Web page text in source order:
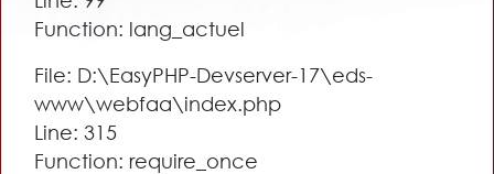
Function: lang_actuel
File: D:\EasyPHP-Devserver-17\eds-
www\webfaa\index.php
Line: 315
Function: require_once